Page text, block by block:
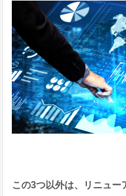
この3つ以外は、リニュー